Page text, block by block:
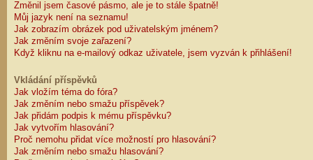
Změnil jsem časové pásmo, ale je to stále špatně!
Můj jazyk není na seznamu!
Jak zobrazím obrázek pod uživatelským jménem?
Jak změním svoje zařazení?
Když kliknu na e-mailový odkaz uživatele, jsem vyzván k přihlášení!
Vkládání příspěvků
Jak vložím téma do fóra?
Jak změním nebo smažu příspěvek?
Jak přidám podpis k mému příspěvku?
Jak vytvořím hlasování?
Proč nemohu přidat více možností pro hlasování?
Jak změním nebo smažu hlasování?